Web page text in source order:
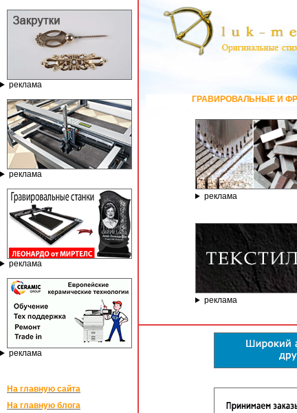
реклама
реклама
реклама
реклама
На главную сайта
На главную блога
ГРАВИРОВАЛЬНЫЕ И ФРЕЗЕРНЫЕ СТАНКИ
реклама
реклама